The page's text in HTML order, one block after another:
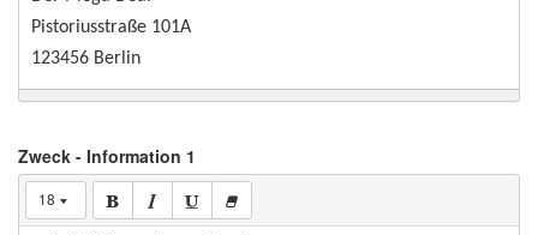
Pistoriusstraße 101A
123456 Berlin
Zweck - Information 1
18